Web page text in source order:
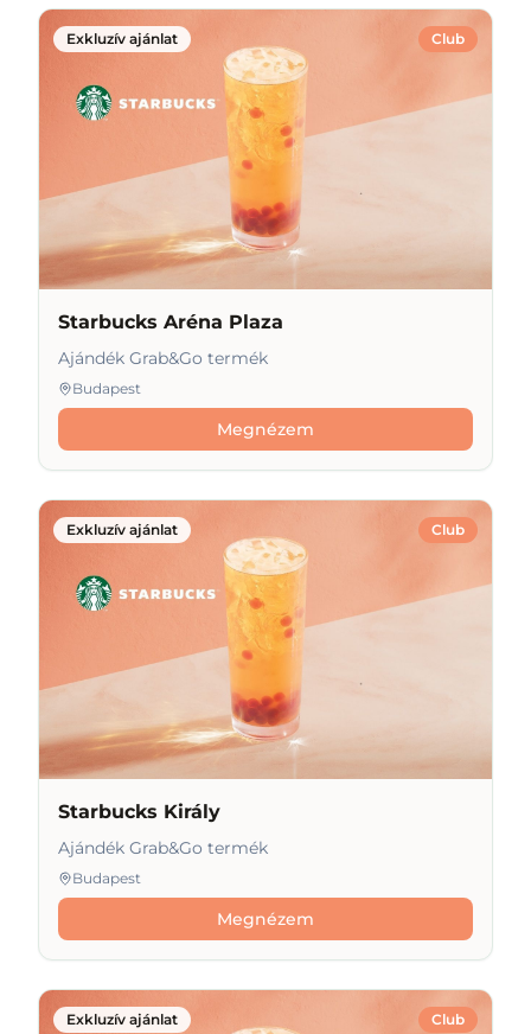
Club
Exkluzív ajánlat
Starbucks Aréna Plaza
Ajándék Grab&Go termék
Budapest
Megnézem
Club
Exkluzív ajánlat
Starbucks Király
Ajándék Grab&Go termék
Budapest
Megnézem
Club
Exkluzív ajánlat